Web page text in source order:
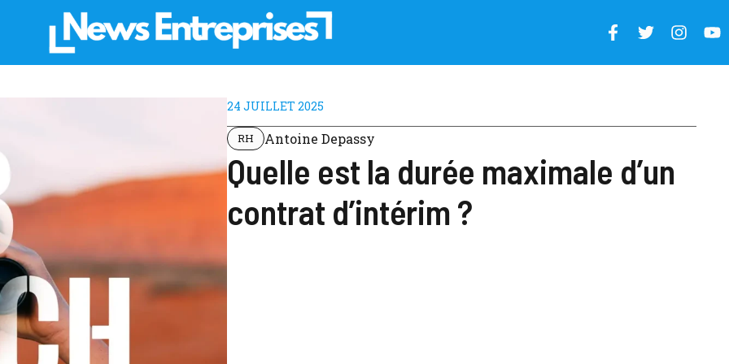
24 JUILLET 2025
RH Antoine Depassy
Quelle est la durée maximale d’un
contrat d’intérim ?